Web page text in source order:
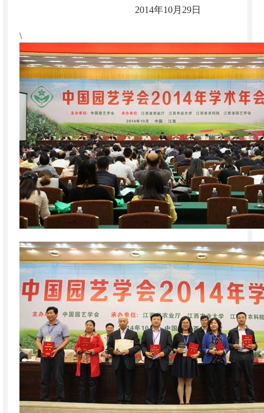
2014年10月29日
\